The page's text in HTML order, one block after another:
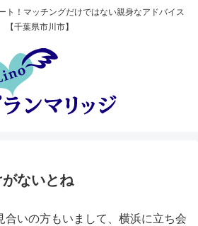
ト！マッチングだけではない親身なアドバイス
【千葉県市川市】
ないとね
合いの方もいまして、横浜に立ち会